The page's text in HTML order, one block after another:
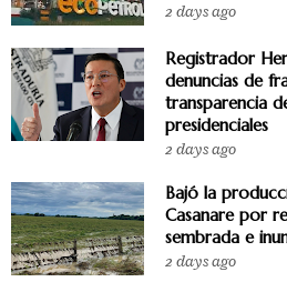
2 days ago
Registrador
denuncias de
transparencia
presidenciales
2 days ago
Bajó la
Casanare por
sembrada e
2 days ago